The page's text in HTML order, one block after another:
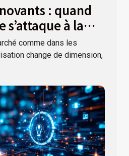
: quand
s’attaque à la
comme dans les
change de dimension,